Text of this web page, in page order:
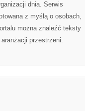
dnia. Serwis
z myślą o osobach,
można znaleźć teksty
przestrzeni.